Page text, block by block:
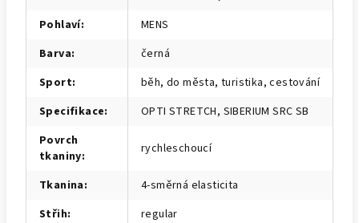
Pohlaví:
MENS
Barva:
černá
Sport:
běh, do města, turistika, cestování
Specifikace:
OPTI STRETCH, SIBERIUM SRC SB
Povrch
tkaniny: rychleschoucí
Tkanina:
4-směrná elasticita
Střih:
regular